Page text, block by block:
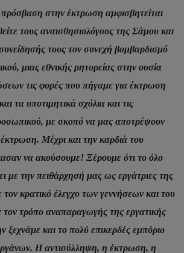
στην έκτρωση αμφισβητείται
τους αναισθησιολόγους της Σάμου και
τους τον συνεχή βομβαρδισμό
μιας εθνικής ρητορείας στην ουσία
τις φορές που πήγαμε για έκτρωση
τα υποτιμητικά σχόλια και τις
με σκοπό να μας αποτρέψουν
Μέχρι και την καρδιά του
να ακούσουμε! Ξέρουμε ότι το όλο
με την πειθάρχησή μας ως εργάτριες της
κρατικό έλεγχο των γεννήσεων και του
τρόπο αναπαραγωγής της εργατικής
ξεχνάμε και το πολύ επικερδές εμπόριο
Η αντισύλληψη, η έκτρωση, η